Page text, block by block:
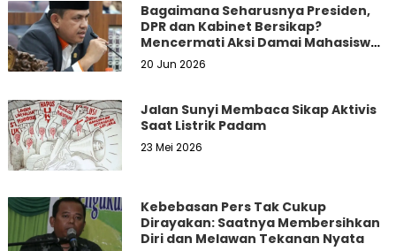
Bagaimana Seharusnya Presiden,
DPR dan Kabinet Bersikap?
Mencermati Aksi Damai Mahasiswa
dan Masyarakat
20 Jun 2026
Jalan Sunyi Membaca Sikap Aktivis
Saat Listrik Padam
23 Mei 2026
Kebebasan Pers Tak Cukup
Dirayakan: Saatnya Membersihkan
Diri dan Melawan Tekanan Nyata